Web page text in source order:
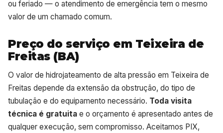
ou feriado — o atendimento de emergência tem o mesmo
valor de um chamado comum.
Preço do serviço em Teixeira de
Freitas (BA)
O valor de hidrojateamento de alta pressão em Teixeira de
Freitas depende da extensão da obstrução, do tipo de
tubulação e do equipamento necessário. Toda visita
técnica é gratuita e o orçamento é apresentado antes de
qualquer execução, sem compromisso. Aceitamos PIX,